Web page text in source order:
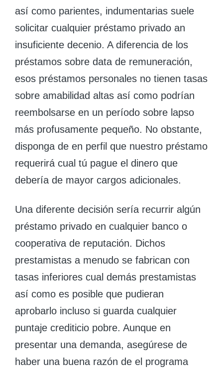
así­ como parientes, indumentarias suele
solicitar cualquier préstamo privado an
insuficiente decenio. A diferencia de los
préstamos sobre data de remuneración,
esos préstamos personales no tienen tasas
sobre amabilidad altas así­ como podrían
reembolsarse en un período sobre lapso
más profusamente pequeño. No obstante,
disponga de en perfil que nuestro préstamo
requerirá cual tú pague el dinero que
debería de mayor cargos adicionales.
Una diferente decisión serí­a recurrir algún
préstamo privado en cualquier banco o
cooperativa de reputación. Dichos
prestamistas a menudo se fabrican con
tasas inferiores cual demás prestamistas
así­ como es posible que pudieran
aprobarlo incluso si guarda cualquier
puntaje crediticio pobre. Aunque en
presentar una demanda, asegúrese de
haber una buena razón de el programa